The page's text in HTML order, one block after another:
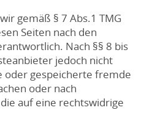
gemäß § 7 Abs.1 TMG
Seiten nach den
Nach §§ 8 bis
jedoch nicht
gespeicherte fremde
oder nach
auf eine rechtswidrige